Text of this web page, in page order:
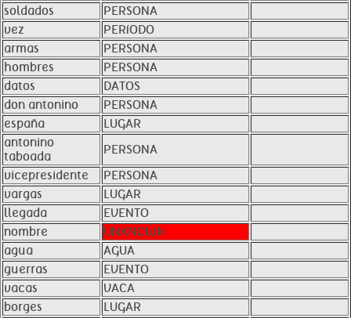
soldados
PERSONA
vez
PERíODO
armas
PERSONA
hombres
PERSONA
datos
DATOS
don antonino
PERSONA
españa
LUGAR
antonino
taboada
PERSONA
vicepresidente
PERSONA
vargas
LUGAR
llegada
EVENTO
nombre
UNKNOWN
agua
AGUA
guerras
EVENTO
vacas
VACA
borges
LUGAR